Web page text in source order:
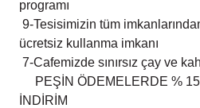
programı
9-Tesisimizin tüm
ücretsiz kullanma imkanı
7-Cafemizde sınırsız çay ve
PEŞİN ÖDEMELERDE %
İNDİRİM